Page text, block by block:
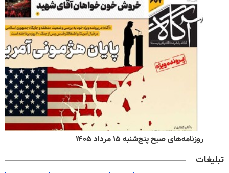
روزنامه‌های صبح پنج‌شنبه ۱۵ مرداد ۱۴۰۵
تبلیغات